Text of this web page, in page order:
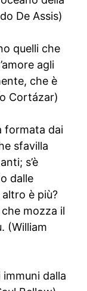
De Assis)
quelli che
agli
che è
Cortázar)
formata dai
sfavilla
s’è
dalle
è più?
mozza il
(William
immuni dalla